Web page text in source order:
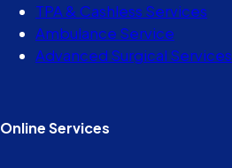
TPA & Cashless Services
Ambulance Service
Advanced Surgical Services
Online Services